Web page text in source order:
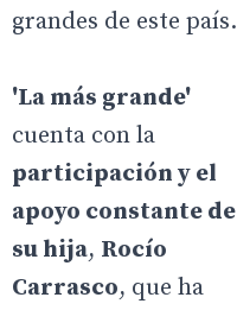
grandes de este país.
'La más grande'
cuenta con la
participación y el
apoyo constante de
su hija, Rocío
Carrasco, que ha